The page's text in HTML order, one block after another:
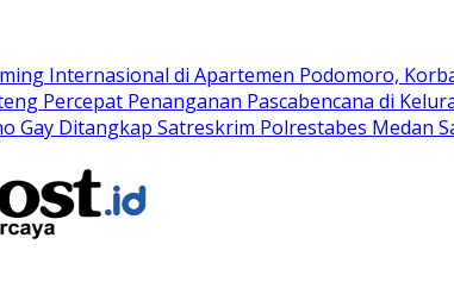
Internasional di Apartemen Podomoro,
Percepat Penanganan Pascabencana di
Gay Ditangkap Satreskrim Polrestabes Medan